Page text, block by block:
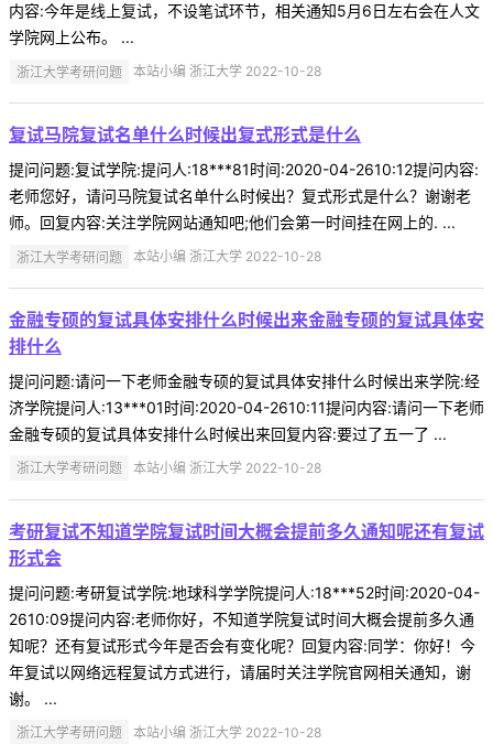
内容:今年是线上复试，不设笔试环节，相关通知5月6日左右会在人文
学院网上公布。 ...
浙江大学考研问题 本站小编 浙江大学 2022-10-28
复试马院复试名单什么时候出复式形式是什么
提问问题:复试学院:提问人:18***81时间:2020-04-2610:12提问内容:
老师您好，请问马院复试名单什么时候出？复式形式是什么？谢谢老
师。回复内容:关注学院网站通知吧;他们会第一时间挂在网上的. ...
浙江大学考研问题 本站小编 浙江大学 2022-10-28
金融专硕的复试具体安排什么时候出来金融专硕的复试具体安
排什么
提问问题:请问一下老师金融专硕的复试具体安排什么时候出来学院:经
济学院提问人:13***01时间:2020-04-2610:11提问内容:请问一下老师
金融专硕的复试具体安排什么时候出来回复内容:要过了五一了 ...
浙江大学考研问题 本站小编 浙江大学 2022-10-28
考研复试不知道学院复试时间大概会提前多久通知呢还有复试
形式会
提问问题:考研复试学院:地球科学学院提问人:18***52时间:2020-04-
2610:09提问内容:老师你好，不知道学院复试时间大概会提前多久通
知呢？还有复试形式今年是否会有变化呢？回复内容:同学：你好！今
年复试以网络远程复试方式进行，请届时关注学院官网相关通知，谢
谢。 ...
浙江大学考研问题 本站小编 浙江大学 2022-10-28